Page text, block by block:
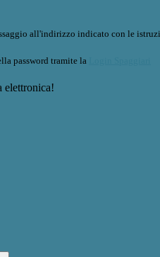
all'indirizzo indicato con le
password tramite la
elettronica!